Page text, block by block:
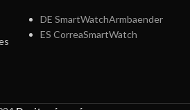
DE SmartWatchArmbaender
ES CorreaSmartWatch